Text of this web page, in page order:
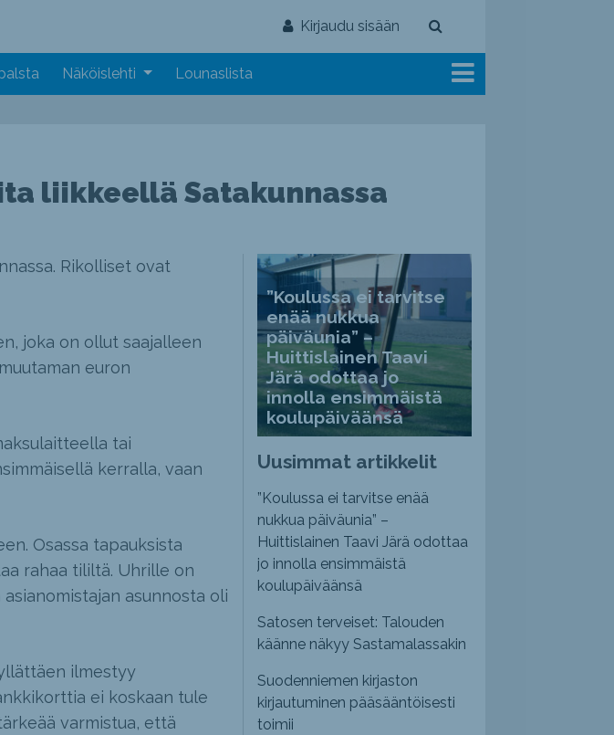
Kirjaudu sisään
Näköislehti Lounaslista
liikkeellä Satakunnassa
Rikolliset ovat
joka on ollut saajalleen
euron
tai
kerralla, vaan
Osassa tapauksista
rahaa tililtä. Uhrille on
asunnosta oli
ilmestyy
ei koskaan tule
varmistua, että
”Koulussa ei tarvitse
enää nukkua
päiväunia” –
Huittislainen Taavi
Järä odottaa jo
innolla ensimmäistä
koulupäiväänsä
Uusimmat artikkelit
”Koulussa ei tarvitse enää
nukkua päiväunia” –
Huittislainen Taavi Järä odottaa
jo innolla ensimmäistä
koulupäiväänsä
Satosen terveiset: Talouden
käänne näkyy Sastamalassakin
Suodenniemen kirjaston
kirjautuminen pääsääntöisesti
toimii